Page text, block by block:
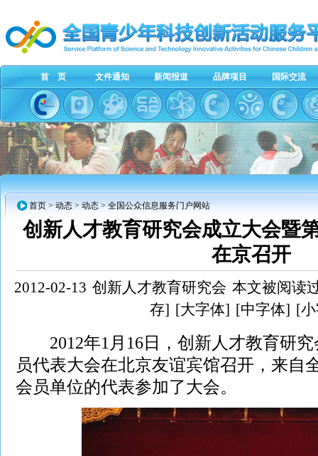
首 页 文件通知 新闻报道 品牌项目 国际交流
首页 > 动态 > 动态 > 全国公众信息服务门户网站
创新人才教育研究会成立大会暨
在京召开
2012-02-13 创新人才教育研究会 本文被阅读
存] [大字体] [中字体] [
2012年1月16日，创新人才教育研究
员代表大会在北京友谊宾馆召开，来自
会员单位的代表参加了大会。